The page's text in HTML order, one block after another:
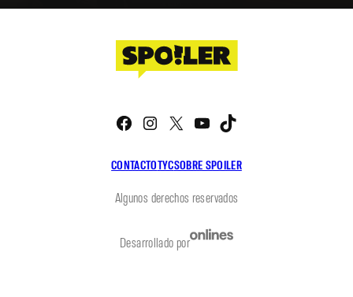
CONTACTOTYCSOBRE SPOILER
Facebook
Instagram
X YouTube
Algunos derechos reservados
Desarrollado por